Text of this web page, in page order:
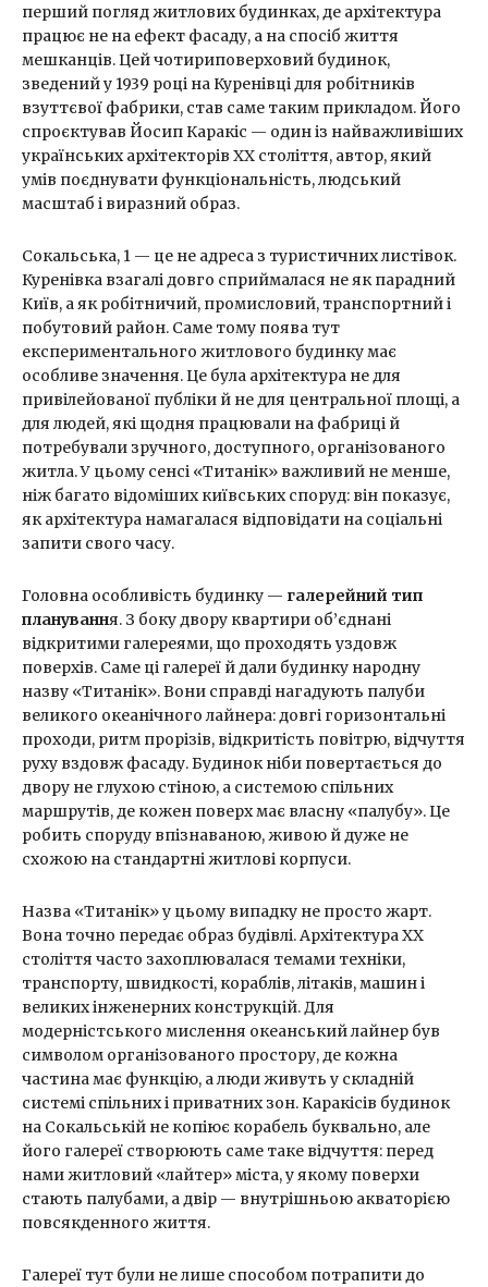
перший погляд житлових будинках, де архітектура
працює не на ефект фасаду, а на спосіб життя
мешканців. Цей чотириповерховий будинок,
зведений у 1939 році на Куренівці для робітників
взуттєвої фабрики, став саме таким прикладом. Його
спроєктував Йосип Каракіс — один із найважливіших
українських архітекторів ХХ століття, автор, який
умів поєднувати функціональність, людський
масштаб і виразний образ.
Сокальська, 1 — це не адреса з туристичних листівок.
Куренівка взагалі довго сприймалася не як парадний
Київ, а як робітничий, промисловий, транспортний і
побутовий район. Саме тому поява тут
експериментального житлового будинку має
особливе значення. Це була архітектура не для
привілейованої публіки й не для центральної площі, а
для людей, які щодня працювали на фабриці й
потребували зручного, доступного, організованого
житла. У цьому сенсі «Титанік» важливий не менше,
ніж багато відоміших київських споруд: він показує,
як архітектура намагалася відповідати на соціальні
запити свого часу.
Головна особливість будинку — галерейний тип
планування. З боку двору квартири об’єднані
відкритими галереями, що проходять уздовж
поверхів. Саме ці галереї й дали будинку народну
назву «Титанік». Вони справді нагадують палуби
великого океанічного лайнера: довгі горизонтальні
проходи, ритм прорізів, відкритість повітрю, відчуття
руху вздовж фасаду. Будинок ніби повертається до
двору не глухою стіною, а системою спільних
маршрутів, де кожен поверх має власну «палубу». Це
робить споруду впізнаваною, живою й дуже не
схожою на стандартні житлові корпуси.
Назва «Титанік» у цьому випадку не просто жарт.
Вона точно передає образ будівлі. Архітектура ХХ
століття часто захоплювалася темами техніки,
транспорту, швидкості, кораблів, літаків, машин і
великих інженерних конструкцій. Для
модерністського мислення океанський лайнер був
символом організованого простору, де кожна
частина має функцію, а люди живуть у складній
системі спільних і приватних зон. Каракісів будинок
на Сокальській не копіює корабель буквально, але
його галереї створюють саме таке відчуття: перед
нами житловий «лайтер» міста, у якому поверхи
стають палубами, а двір — внутрішньою акваторією
повсякденного життя.
Галереї тут були не лише способом потрапити до